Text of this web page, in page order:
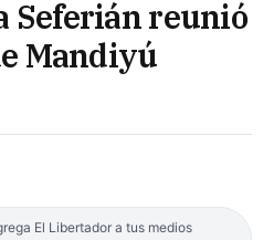
Seferián reunió
Mandiyú
El Libertador a tus medios